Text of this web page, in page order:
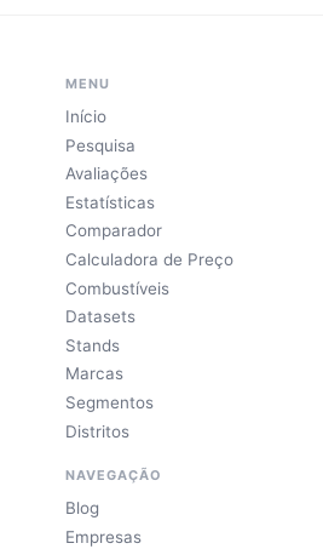
MENU
Início
Pesquisa
Avaliações
Estatísticas
Comparador
Calculadora de Preço
Combustíveis
Datasets
Stands
Marcas
Segmentos
Distritos
NAVEGAÇÃO
Blog
Empresas